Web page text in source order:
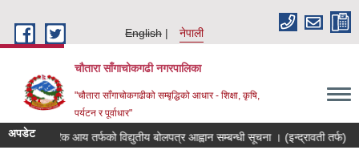
English
नेपाली
चौतारा साँगाचोकगढी नगरपालिका
"चौतारा साँगाचोकगढीको सम्बृद्धिको आधार - शिक्षा, कृषि,
पर्यटन र पूर्वाधार"
अपडेट
आन्तरिक आय तर्फको विद्युतीय बोलपत्र आह्वान सम्बन्धी सूचना । (इन्द्रावती तर्फ)